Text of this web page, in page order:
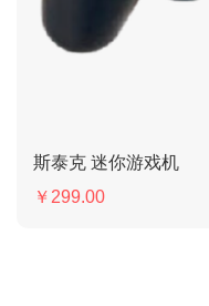
斯泰克 迷你游戏机
￥299.00